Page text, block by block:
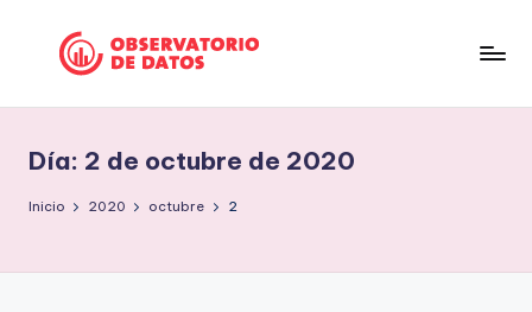
contenido
ri
o
free
but
facts
Día: 2 de octubre de 2020
Inicio 2020 octubre 2